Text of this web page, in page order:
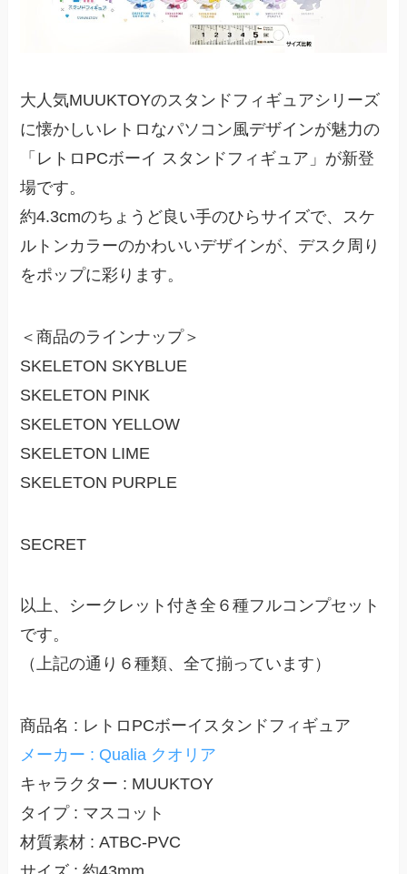
大人気MUUKTOYのスタンドフィギュアシリーズ
に懐かしいレトロなパソコン風デザインが魅力の
「レトロPCボーイ スタンドフィギュア」が新登
場です。
約4.3cmのちょうど良い手のひらサイズで、スケ
ルトンカラーのかわいいデザインが、デスク周り
をポップに彩ります。
＜商品のラインナップ＞
SKELETON SKYBLUE
SKELETON PINK
SKELETON YELLOW
SKELETON LIME
SKELETON PURPLE
SECRET
以上、シークレット付き全６種フルコンプセット
です。
（上記の通り６種類、全て揃っています）
商品名 : レトロPCボーイスタンドフィギュア
メーカー : Qualia クオリア
キャラクター : MUUKTOY
タイプ : マスコット
材質素材 : ATBC-PVC